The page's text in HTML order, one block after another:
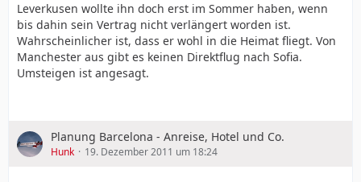
Leverkusen wollte ihn doch erst im Sommer haben, wenn
bis dahin sein Vertrag nicht verlängert worden ist.
Wahrscheinlicher ist, dass er wohl in die Heimat fliegt. Von
Manchester aus gibt es keinen Direktflug nach Sofia.
Umsteigen ist angesagt.
Planung Barcelona - Anreise, Hotel und Co.
Hunk 19. Dezember 2011 um 18:24